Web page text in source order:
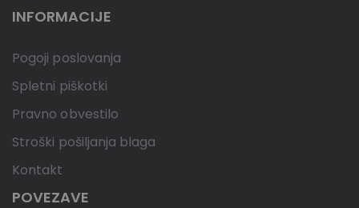
INFORMACIJE
Pogoji poslovanja
Spletni piškotki
Pravno obvestilo
Stroški pošiljanja blaga
Kontakt
POVEZAVE